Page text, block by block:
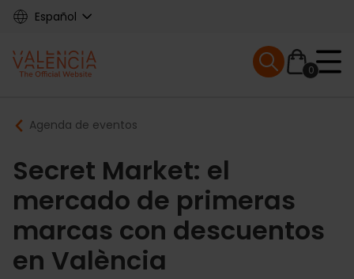
Skip
content
Español
Main
navigation
0
Mobile menu
Breadcrumb
Agenda de eventos
Secret Market: el
mercado de primeras
marcas con descuentos
en València